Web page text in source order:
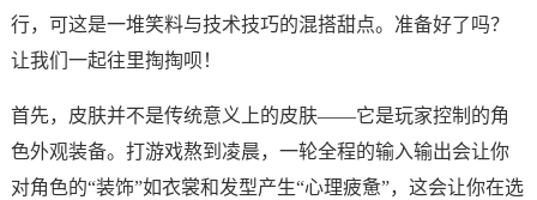
行，可这是一堆笑料与技术技巧的混搭甜点。准备好了吗？
让我们一起往里掏掏呗！
首先，皮肤并不是传统意义上的皮肤——它是玩家控制的角
色外观装备。打游戏熬到凌晨，一轮全程的输入输出会让你
对角色的“装饰”如衣裳和发型产生“心理疲惫”，这会让你在选